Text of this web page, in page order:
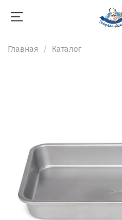
Главная Каталог